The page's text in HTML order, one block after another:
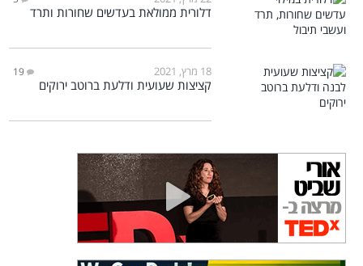
דלורית ממולאת בעדשים שחורות ותרד
18 מרץ, 2021 19
קציצות שעועית ודלעת ברוטב ירוקים